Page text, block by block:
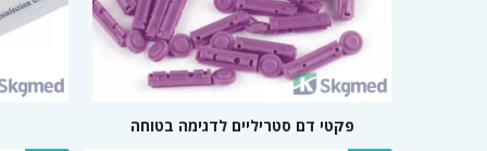
פקטי דם סטריליים לדגימה בטוחה